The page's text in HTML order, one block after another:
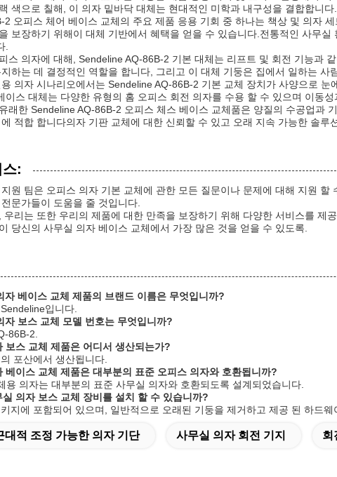
색으로 칠해, 이 의자 밑바닥 대체는 현대적인 미학과 내구성을 결합합니다.
2 오피스 체어 베이스 교체의 주요 제품 응용 기회 중 하나는 책상 및 의자
보장하기 위해이 대체 기반에서 혜택을 얻을 수 있습니다.전통적인 사무
.
스 의자에 대해, Sendeline AQ-86B-2 기본 대체는 리프트 및 회전 기능과
하는 데 결정적인 역할을 합니다, 그리고 이 대체 기둥은 집에서 일하는 사
의자 시나리오에서는 Sendeline AQ-86B-2 기본 교체 장치가 사양으로
이스 대체는 다양한 유형의 홈 오피스 회전 의자를 수용 할 수 있으며 이동성
래한 Sendeline AQ-86B-2 오피스 체스 베이스 교체품은 양질의 수공업과
적합 합니다의자 기판 교체에 대한 신뢰할 수 있고 오래 지속 가능한 솔루
:
원 팀은 오피스 의자 기본 교체에 관한 모든 질문이나 문제에 대해 지원
문가들이 도움을 줄 것입니다.
우리는 또한 우리의 제품에 대한 만족을 보장하기 위해 다양한 서비스를 제
당신의 사무실 의자 베이스 교체에서 가장 많은 것을 얻을 수 있도록.
자 베이스 교체 제품의 브랜드 이름은 무엇입니까?
입니다.
자 보스 교체 모델 번호는 무엇입니까?
86B-2.
보스 교체 제품은 어디서 생산되는가?
포산에서 생산됩니다.
베이스 교체 제품은 대부분의 표준 오피스 의자와 호환됩니까?
용 의자는 대부분의 표준 사무실 의자와 호환되도록 설계되었습니다.
의자 보스 교체 장비를 설치 할 수 있습니까?
지에 포함되어 있으며, 일반적으로 오래된 기둥을 제거하고 제공 된 하드
대적 조정 가능한 의자 기단 사무실 의자 회전 기지 회